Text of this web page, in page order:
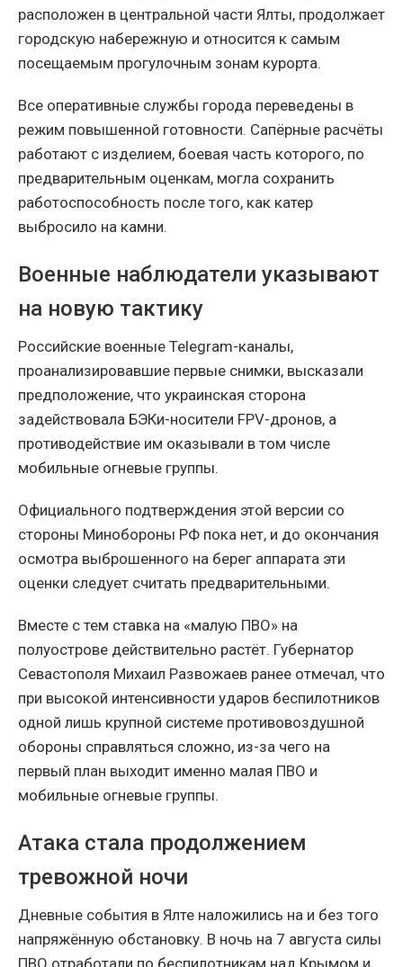
расположен в центральной части Ялты, продолжает
городскую набережную и относится к самым
посещаемым прогулочным зонам курорта.
Все оперативные службы города переведены в
режим повышенной готовности. Сапёрные расчёты
работают с изделием, боевая часть которого, по
предварительным оценкам, могла сохранить
работоспособность после того, как катер
выбросило на камни.
Военные наблюдатели указывают
на новую тактику
Российские военные Telegram-каналы,
проанализировавшие первые снимки, высказали
предположение, что украинская сторона
задействовала БЭКи-носители FPV-дронов, а
противодействие им оказывали в том числе
мобильные огневые группы.
Официального подтверждения этой версии со
стороны Минобороны РФ пока нет, и до окончания
осмотра выброшенного на берег аппарата эти
оценки следует считать предварительными.
Вместе с тем ставка на «малую ПВО» на
полуострове действительно растёт. Губернатор
Севастополя Михаил Развожаев ранее отмечал, что
при высокой интенсивности ударов беспилотников
одной лишь крупной системе противовоздушной
обороны справляться сложно, из-за чего на
первый план выходит именно малая ПВО и
мобильные огневые группы.
Атака стала продолжением
тревожной ночи
Дневные события в Ялте наложились на и без того
напряжённую обстановку. В ночь на 7 августа силы
ПВО отработали по беспилотникам над Крымом и